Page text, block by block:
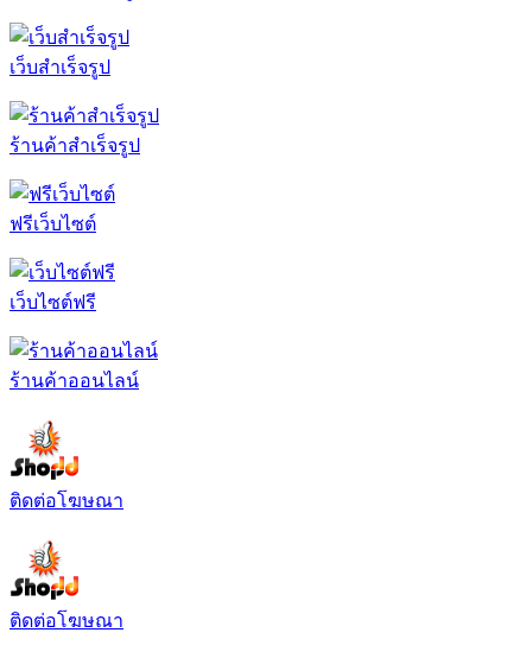
เว็บสำเร็จรูป
ร้านค้าสำเร็จรูป
ฟรีเว็บไซต์
เว็บไซต์ฟรี
ร้านค้าออนไลน์
ติดต่อโฆษณา
ติดต่อโฆษณา